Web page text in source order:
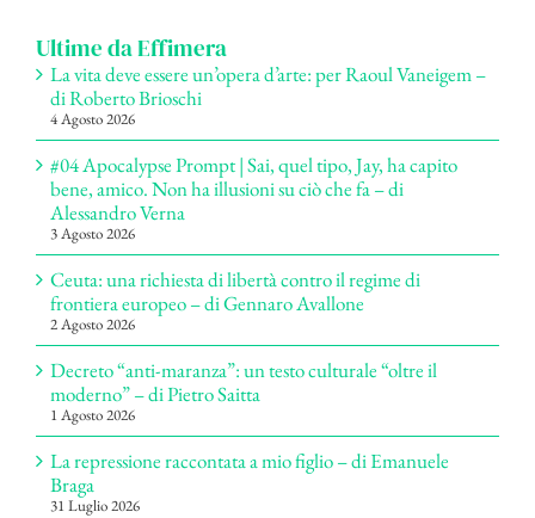
Ultime da Effimera
La vita deve essere un’opera d’arte: per Raoul Vaneigem –
di Roberto Brioschi
4 Agosto 2026
#04 Apocalypse Prompt | Sai, quel tipo, Jay, ha capito
bene, amico. Non ha illusioni su ciò che fa – di
Alessandro Verna
3 Agosto 2026
Ceuta: una richiesta di libertà contro il regime di
frontiera europeo – di Gennaro Avallone
2 Agosto 2026
Decreto “anti-maranza”: un testo culturale “oltre il
moderno” – di Pietro Saitta
1 Agosto 2026
La repressione raccontata a mio figlio – di Emanuele
Braga
31 Luglio 2026